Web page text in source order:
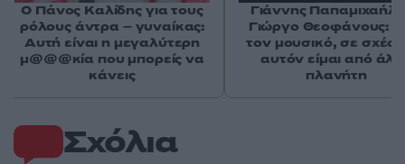
Σχόλια
Ο Πάνος Καλίδης για τους
ρόλους άντρα – γυναίκας:
Αυτή είναι η μεγαλύτερη
μ@@@κία που μπορείς να
κάνεις
Γιάννης Παπαμιχαήλ
Γιώργο Θεοφάνους:
τον μουσικό, σε
αυτόν είμαι από
πλανήτη